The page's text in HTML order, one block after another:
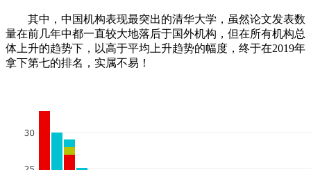
其中，中国机构表现最突出的清华大学，虽然论文发表数
量在前几年中都一直较大地落后于国外机构，但在所有机构总
体上升的趋势下，以高于平均上升趋势的幅度，终于在2019年
拿下第七的排名，实属不易！